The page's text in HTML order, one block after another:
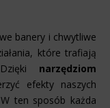
banery i chwytliwe
które trafiają
narzędziom
efekty naszych
ten sposób każda